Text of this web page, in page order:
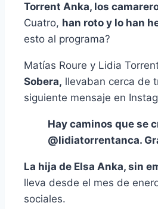
Torrent Anka, los
Cuatro, han roto y lo han
esto al programa?
Matías Roure y Lidia
Sobera, llevaban cerca de
siguiente mensaje en
Hay caminos que se
@lidiatorrentanca.
La hija de Elsa Anka, sin
lleva desde el mes de
sociales.